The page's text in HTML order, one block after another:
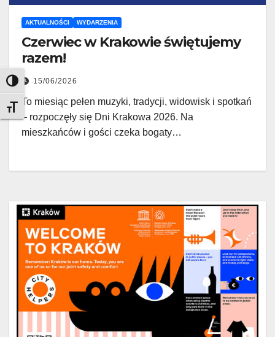
Toggle High Contrast
Toggle Font size
AKTUALNOŚCI WYDARZENIA
Czerwiec w Krakowie świętujemy
razem!
15/06/2026
To miesiąc pełen muzyki, tradycji, widowisk i spotkań
– rozpoczęły się Dni Krakowa 2026. Na
mieszkańców i gości czeka bogaty…